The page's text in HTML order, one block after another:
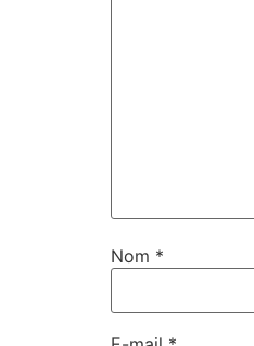
Nom *